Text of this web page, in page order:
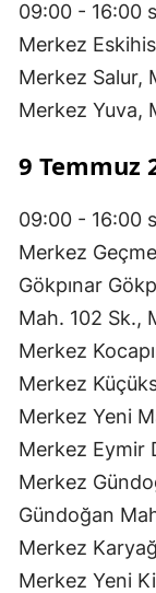
09:00 - 16:00
Merkez
Merkez Salur,
Merkez Yuva,
9 Temmuz
09:00 - 16:00
Merkez
Gökpınar
Mah. 102 Sk.,
Merkez
Merkez
Merkez Yeni
Merkez Eymir
Merkez
Gündoğan
Merkez
Merkez Yeni